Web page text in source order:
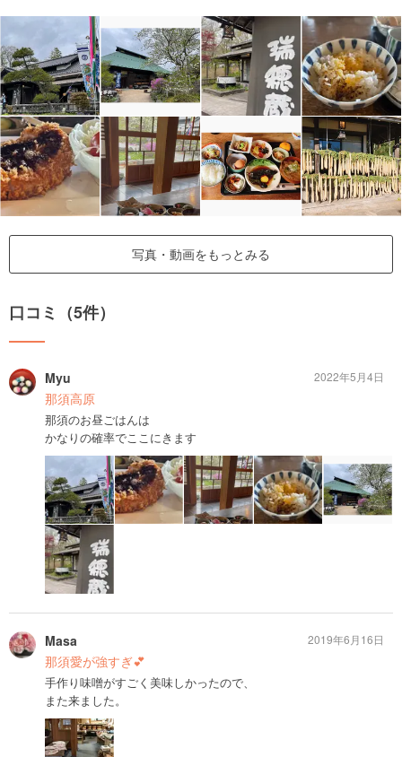
写真・動画をもっとみる
口コミ（5件）
Myu
那須高原
那須のお昼ごはんは
かなりの確率でここにきます
2022年5月4日
Masa
那須愛が強すぎ💕
手作り味噌がすごく美味しかったので、
また来ました。
2019年6月16日